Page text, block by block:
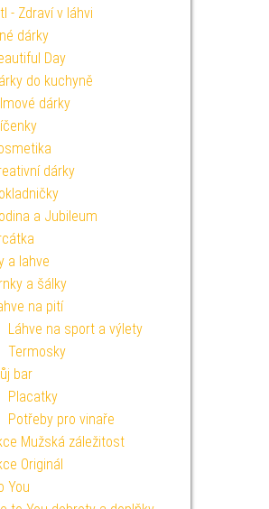
- Zdraví v láhvi
dárky
Day
do kuchyně
dárky
dárky
a Jubileum
a lahve
a šálky
na pití
Láhve na sport a výlety
Termosky
bar
Placatky
Potřeby pro vinaře
Mužská záležitost
Originál
You